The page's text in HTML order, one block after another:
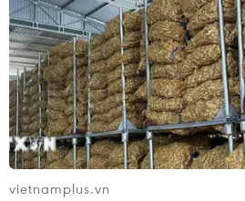
CƠ QUAN CHỦ QUẢN: THÔNG TẤN XÃ VIỆT
Tổng Biên tập: TRẦN TIẾN DUẨN
vietnamplus.vn